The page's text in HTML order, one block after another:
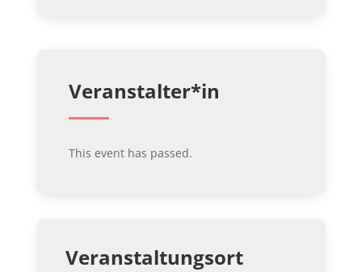
Veranstalter*in
This event has passed.
Veranstaltungsort